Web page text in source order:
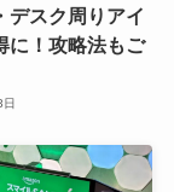
デスク周りアイ
に！攻略法もご